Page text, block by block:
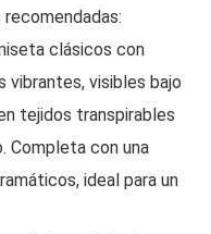
clásicos con
vibrantes, visibles bajo
tejidos transpirables
Completa con una
ideal para un